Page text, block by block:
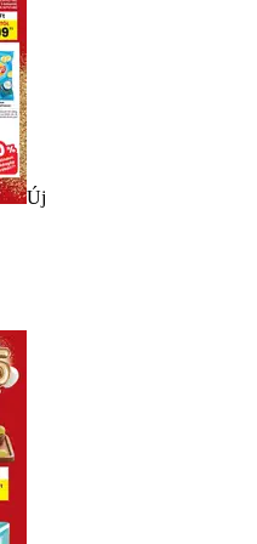
Új